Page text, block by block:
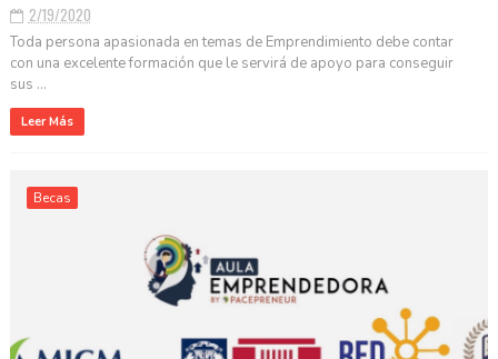
2/19/2020
Toda persona apasionada en temas de Emprendimiento debe contar
con una excelente formación que le servirá de apoyo para conseguir
sus ...
Leer Más
Becas